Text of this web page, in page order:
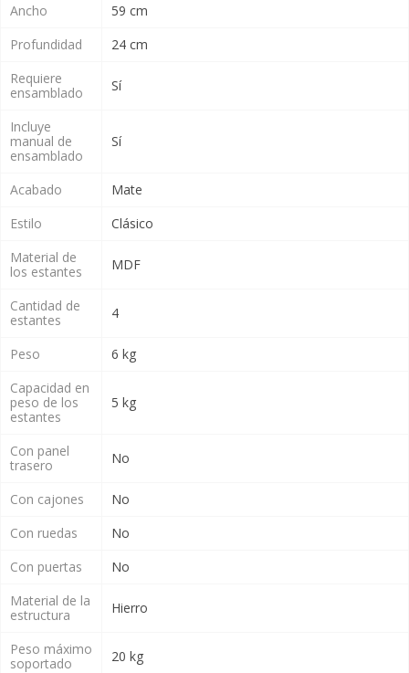
Ancho
59 cm
Profundidad
24 cm
Requiere
ensamblado
Sí
Incluye
manual de
ensamblado
Sí
Acabado
Mate
Estilo
Clásico
Material de
los estantes
MDF
Cantidad de
estantes
4
Peso
6 kg
Capacidad en
peso de los
estantes
5 kg
Con panel
trasero
No
Con cajones
No
Con ruedas
No
Con puertas
No
Material de la
estructura
Hierro
Peso máximo
soportado
20 kg